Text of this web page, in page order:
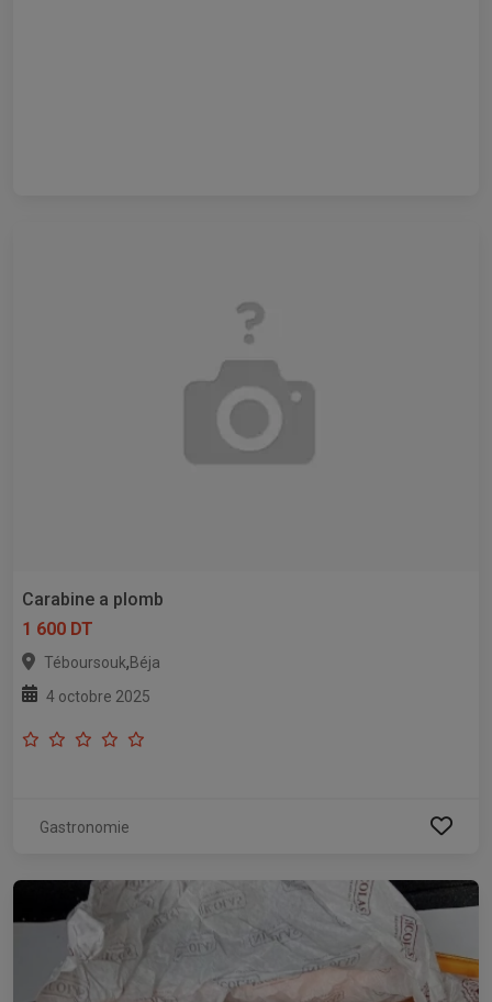
Carabine a plomb
1 600 DT
Téboursouk,Béja
4 octobre 2025
Gastronomie